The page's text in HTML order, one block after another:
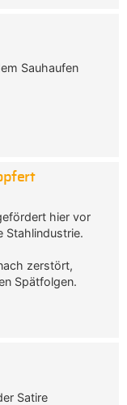
Sauhaufen
hier vor
Stahlindustrie.
zerstört,
Spätfolgen.
Satire